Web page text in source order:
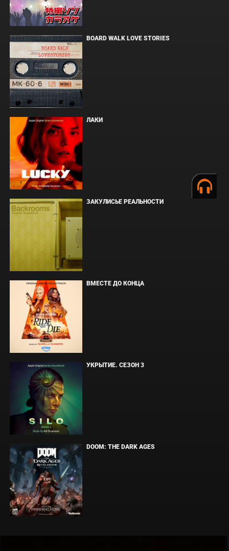
BOARD WALK LOVE STORIES
ЛАКИ
ЗАКУЛИСЬЕ РЕАЛЬНОСТИ
ВМЕСТЕ ДО КОНЦА
УКРЫТИЕ. СЕЗОН 3
DOOM: THE DARK AGES